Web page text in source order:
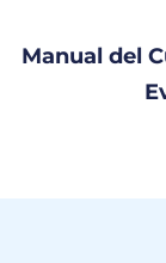
Manual del